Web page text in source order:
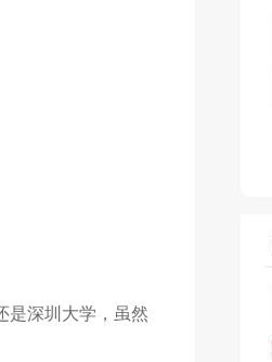
是深圳大学，虽然